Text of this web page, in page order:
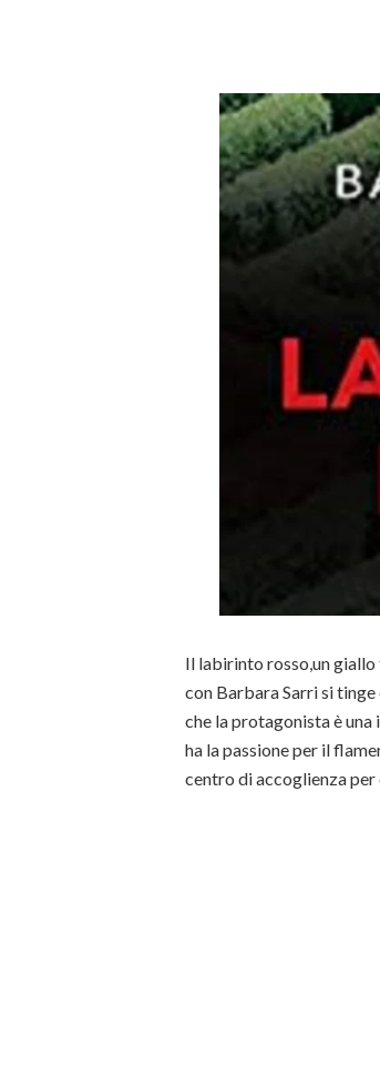
Il labirinto rosso,un
con Barbara Sarri si
che la protagonista è
ha la passione per il
centro di accoglienza